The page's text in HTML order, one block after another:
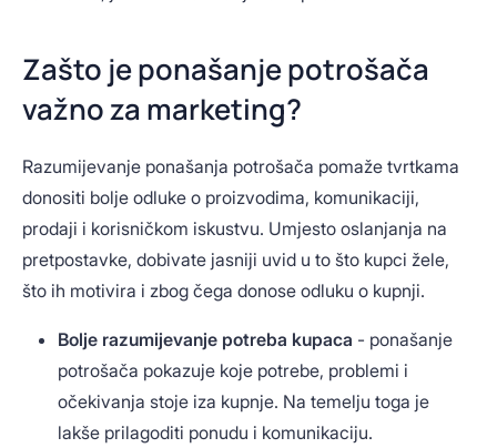
Zašto je ponašanje potrošača
važno za marketing?
Razumijevanje ponašanja potrošača pomaže tvrtkama
donositi bolje odluke o proizvodima, komunikaciji,
prodaji i korisničkom iskustvu. Umjesto oslanjanja na
pretpostavke, dobivate jasniji uvid u to što kupci žele,
što ih motivira i zbog čega donose odluku o kupnji.
Bolje razumijevanje potreba kupaca - ponašanje
potrošača pokazuje koje potrebe, problemi i
očekivanja stoje iza kupnje. Na temelju toga je
lakše prilagoditi ponudu i komunikaciju.